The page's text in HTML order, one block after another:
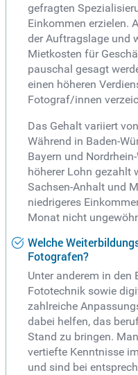
gefragten
Einkommen erzielen.
der Auftragslage und
Mietkosten für
pauschal gesagt
einen höheren
Fotograf/innen
Das Gehalt variiert
Während in Baden-
Bayern und
höherer Lohn gezahlt
Sachsen-Anhalt und
niedrigeres
Monat nicht
Welche
Fotografen?
Unter anderem in den
Fototechnik sowie
zahlreiche
dabei helfen, das
Stand zu bringen.
vertiefte Kenntnisse
und sind bei